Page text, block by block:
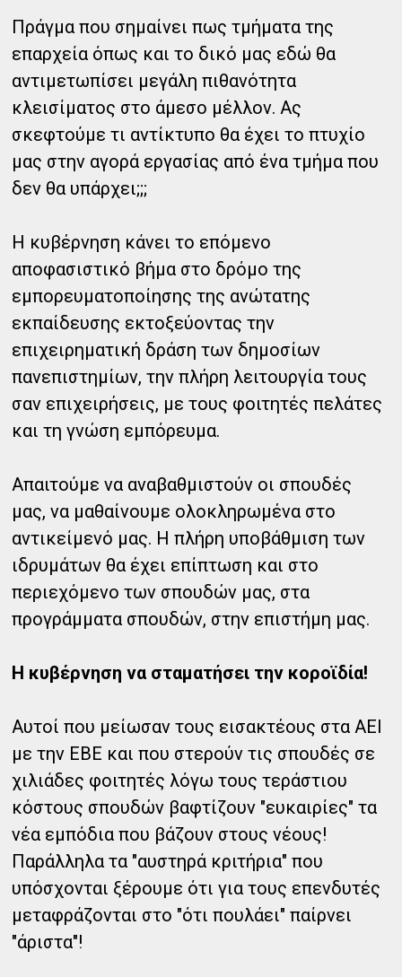
Πράγμα που σημαίνει πως τμήματα της
επαρχεία όπως και το δικό μας εδώ θα
αντιμετωπίσει μεγάλη πιθανότητα
κλεισίματος στο άμεσο μέλλον. Ας
σκεφτούμε τι αντίκτυπο θα έχει το πτυχίο
μας στην αγορά εργασίας από ένα τμήμα που
δεν θα υπάρχει;;;
Η κυβέρνηση κάνει το επόμενο
αποφασιστικό βήμα στο δρόμο της
εμπορευματοποίησης της ανώτατης
εκπαίδευσης εκτοξεύοντας την
επιχειρηματική δράση των δημοσίων
πανεπιστημίων, την πλήρη λειτουργία τους
σαν επιχειρήσεις, με τους φοιτητές πελάτες
και τη γνώση εμπόρευμα.
Απαιτούμε να αναβαθμιστούν οι σπουδές
μας, να μαθαίνουμε ολοκληρωμένα στο
αντικείμενό μας. Η πλήρη υποβάθμιση των
ιδρυμάτων θα έχει επίπτωση και στο
περιεχόμενο των σπουδών μας, στα
προγράμματα σπουδών, στην επιστήμη μας.
Η κυβέρνηση να σταματήσει την κοροϊδία!
Αυτοί που μείωσαν τους εισακτέους στα ΑΕΙ
με την ΕΒΕ και που στερούν τις σπουδές σε
χιλιάδες φοιτητές λόγω τους τεράστιου
κόστους σπουδών βαφτίζουν "ευκαιρίες" τα
νέα εμπόδια που βάζουν στους νέους!
Παράλληλα τα "αυστηρά κριτήρια" που
υπόσχονται ξέρουμε ότι για τους επενδυτές
μεταφράζονται στο "ότι πουλάει" παίρνει
"άριστα"!